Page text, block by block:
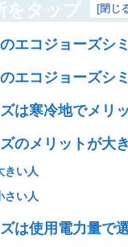
をタップ [閉じ
エコジョーズシ
エコジョーズシ
は寒冷地でメリ
のメリットが大
きい人
さい人
は使用電力量で